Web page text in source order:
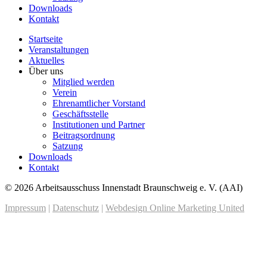
Downloads
Kontakt
Startseite
Veranstaltungen
Aktuelles
Über uns
Mitglied werden
Verein
Ehrenamtlicher Vorstand
Geschäftsstelle
Institutionen und Partner
Beitragsordnung
Satzung
Downloads
Kontakt
© 2026 Arbeitsausschuss Innenstadt Braunschweig e. V. (AAI)
Impressum | Datenschutz | Webdesign Online Marketing United